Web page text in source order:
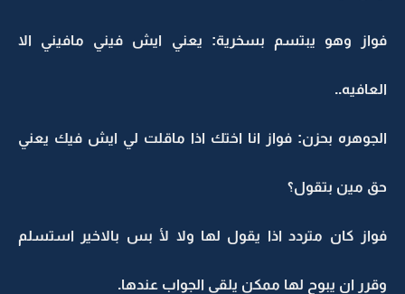
فواز وهو يبتسم بسخرية: يعني ايش فيني مافيني الا
العافيه..
الجوهره بحزن: فواز انا اختك اذا ماقلت لي ايش فيك يعني
حق مين بتقول؟
فواز كان متردد اذا يقول لها ولا لأ بس بالاخير استسلم
وقرر ان يبوح لها ممكن يلقى الجواب عندها.